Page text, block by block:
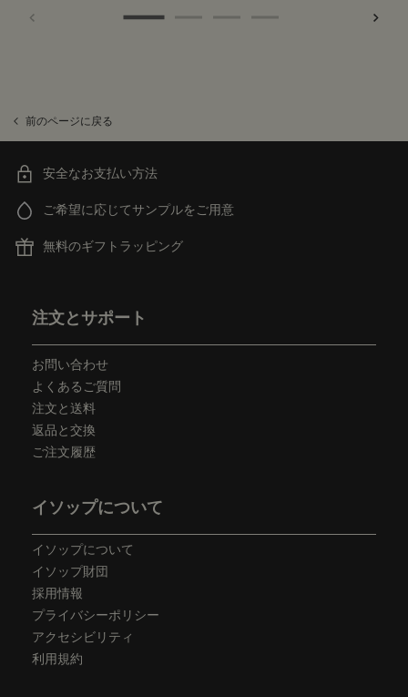
前のページに戻る
安全なお支払い方法
ご希望に応じてサンプルをご用意
無料のギフトラッピング
注文とサポート
お問い合わせ
よくあるご質問
注文と送料
返品と交換
ご注文履歴
イソップについて
イソップについて
イソップ財団
採用情報
プライバシーポリシー
アクセシビリティ
利用規約